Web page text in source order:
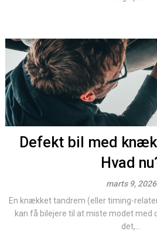
Defekt bil med
Hvad
marts 9, 2026
En knækket tandrem (eller timing-
kan få bilejere til at miste modet med
det,...